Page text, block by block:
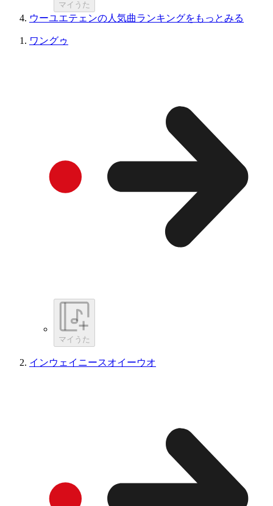
マイうた
ウーユエテェンの人気曲ランキングをもっとみる
ワングゥ
マイうた
インウェイニースオイーウオ